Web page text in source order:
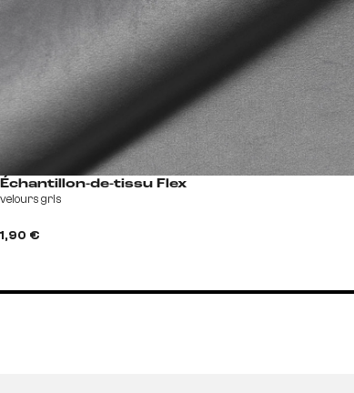
Échantillon-de-tissu Flex
velours gris
1,90 €